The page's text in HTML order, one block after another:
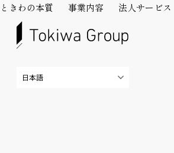
ときわの本質 事業内容 法人サービス